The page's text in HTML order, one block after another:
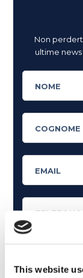
This website
Non
ultime